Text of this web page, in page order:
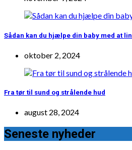
Sådan kan du hjælpe din baby med at
oktober 2, 2024
Fra tør til sund og strålende hud
august 28, 2024
Seneste nyheder